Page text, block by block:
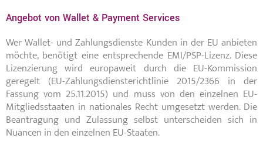
Angebot von Wallet & Payment Services
Wer Wallet- und Zahlungsdienste Kunden in der EU anbieten
möchte, benötigt eine entsprechende EMI/PSP-Lizenz. Diese
Lizenzierung wird europaweit durch die EU-Kommission
geregelt (EU-Zahlungsdiensterichtlinie 2015/2366 in der
Fassung vom 25.11.2015) und muss von den einzelnen EU-
Mitgliedsstaaten in nationales Recht umgesetzt werden. Die
Beantragung und Zulassung selbst unterscheiden sich in
Nuancen in den einzelnen EU-Staaten.